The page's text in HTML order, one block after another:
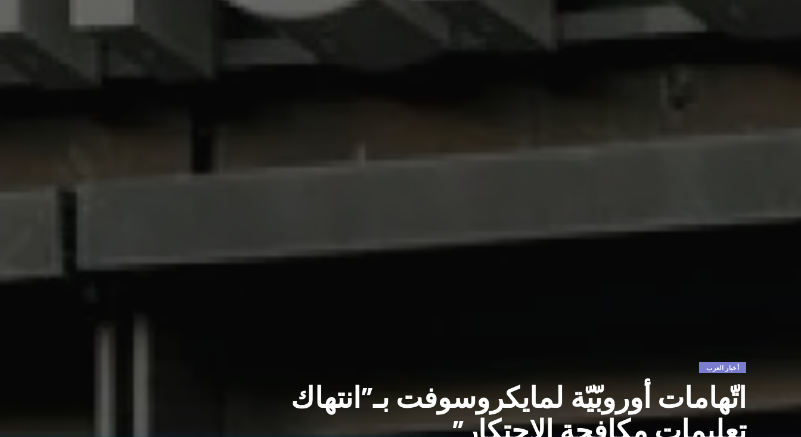
أخبار العرب
اتّهامات أوروبّيّة لمايكروسوفت بـ”انتهاك